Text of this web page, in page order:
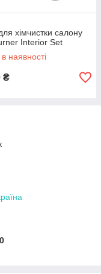
хімчистки салону
Interior Set
наявності
₴